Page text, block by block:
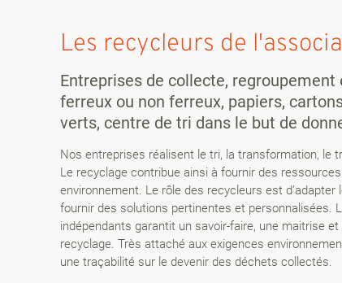
Les recycleurs de
Entreprises de collecte,
ferreux ou non ferreux, papiers,
verts, centre de tri dans le but de
Nos entreprises réalisent le tri, la transformation, le
Le recyclage contribue ainsi à fournir des
environnement. Le rôle des recycleurs est
fournir des solutions pertinentes et personnalisées.
indépendants garantit un savoir-faire, une maitrise
recyclage. Très attaché aux exigences
une traçabilité sur le devenir des déchets collectés.